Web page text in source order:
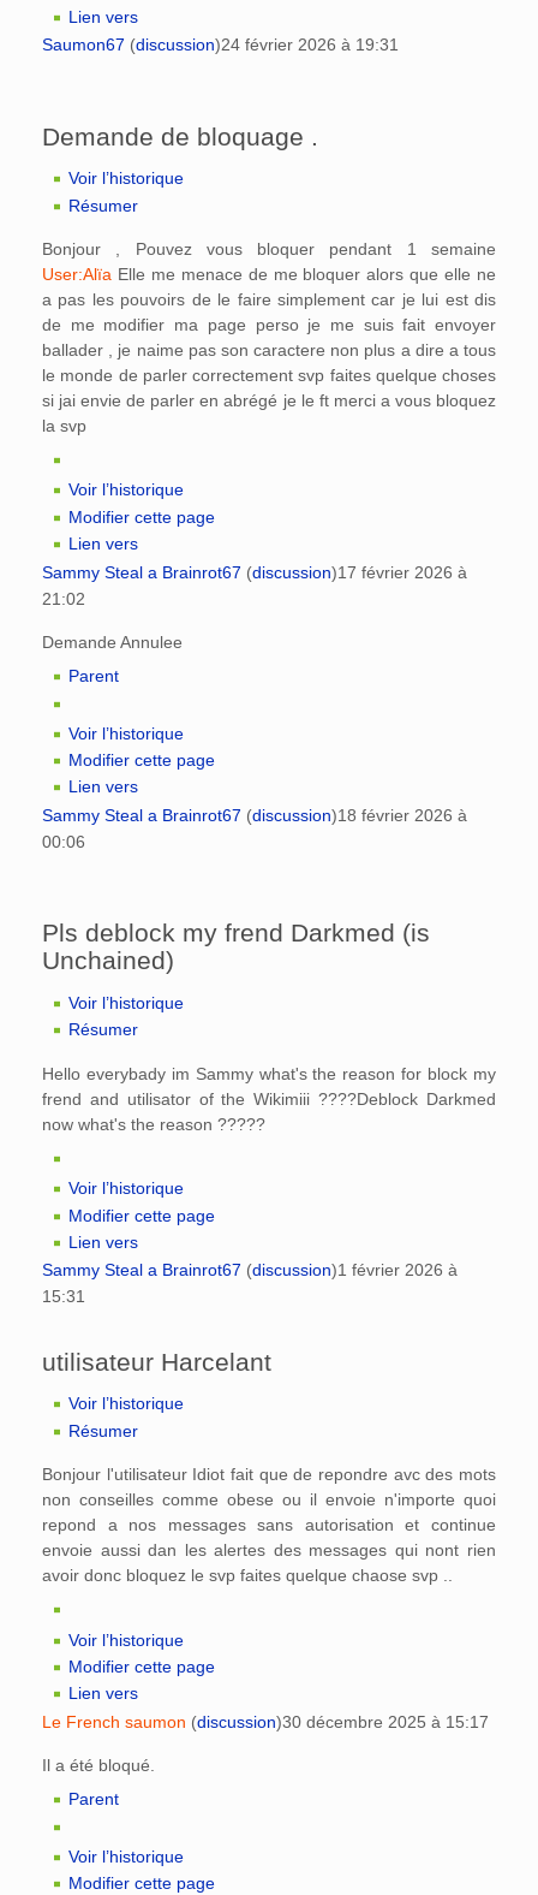
Lien vers
Saumon67 (discussion)24 février 2026 à 19:31
Demande de bloquage .
Voir l’historique
Résumer
Bonjour , Pouvez vous bloquer pendant 1 semaine
User:Alïa Elle me menace de me bloquer alors que elle ne
a pas les pouvoirs de le faire simplement car je lui est dis
de me modifier ma page perso je me suis fait envoyer
ballader , je naime pas son caractere non plus a dire a tous
le monde de parler correctement svp faites quelque choses
si jai envie de parler en abrégé je le ft merci a vous bloquez
la svp
Voir l’historique
Modifier cette page
Lien vers
Sammy Steal a Brainrot67 (discussion)17 février 2026 à
21:02
Demande Annulee
Parent
Voir l’historique
Modifier cette page
Lien vers
Sammy Steal a Brainrot67 (discussion)18 février 2026 à
00:06
Pls deblock my frend Darkmed (is
Unchained)
Voir l’historique
Résumer
Hello everybady im Sammy what's the reason for block my
frend and utilisator of the Wikimiii ????Deblock Darkmed
now what's the reason ?????
Voir l’historique
Modifier cette page
Lien vers
Sammy Steal a Brainrot67 (discussion)1 février 2026 à
15:31
utilisateur Harcelant
Voir l’historique
Résumer
Bonjour l'utilisateur Idiot fait que de repondre avc des mots
non conseilles comme obese ou il envoie n'importe quoi
repond a nos messages sans autorisation et continue
envoie aussi dan les alertes des messages qui nont rien
avoir donc bloquez le svp faites quelque chaose svp ..
Voir l’historique
Modifier cette page
Lien vers
Le French saumon (discussion)30 décembre 2025 à 15:17
Il a été bloqué.
Parent
Voir l’historique
Modifier cette page